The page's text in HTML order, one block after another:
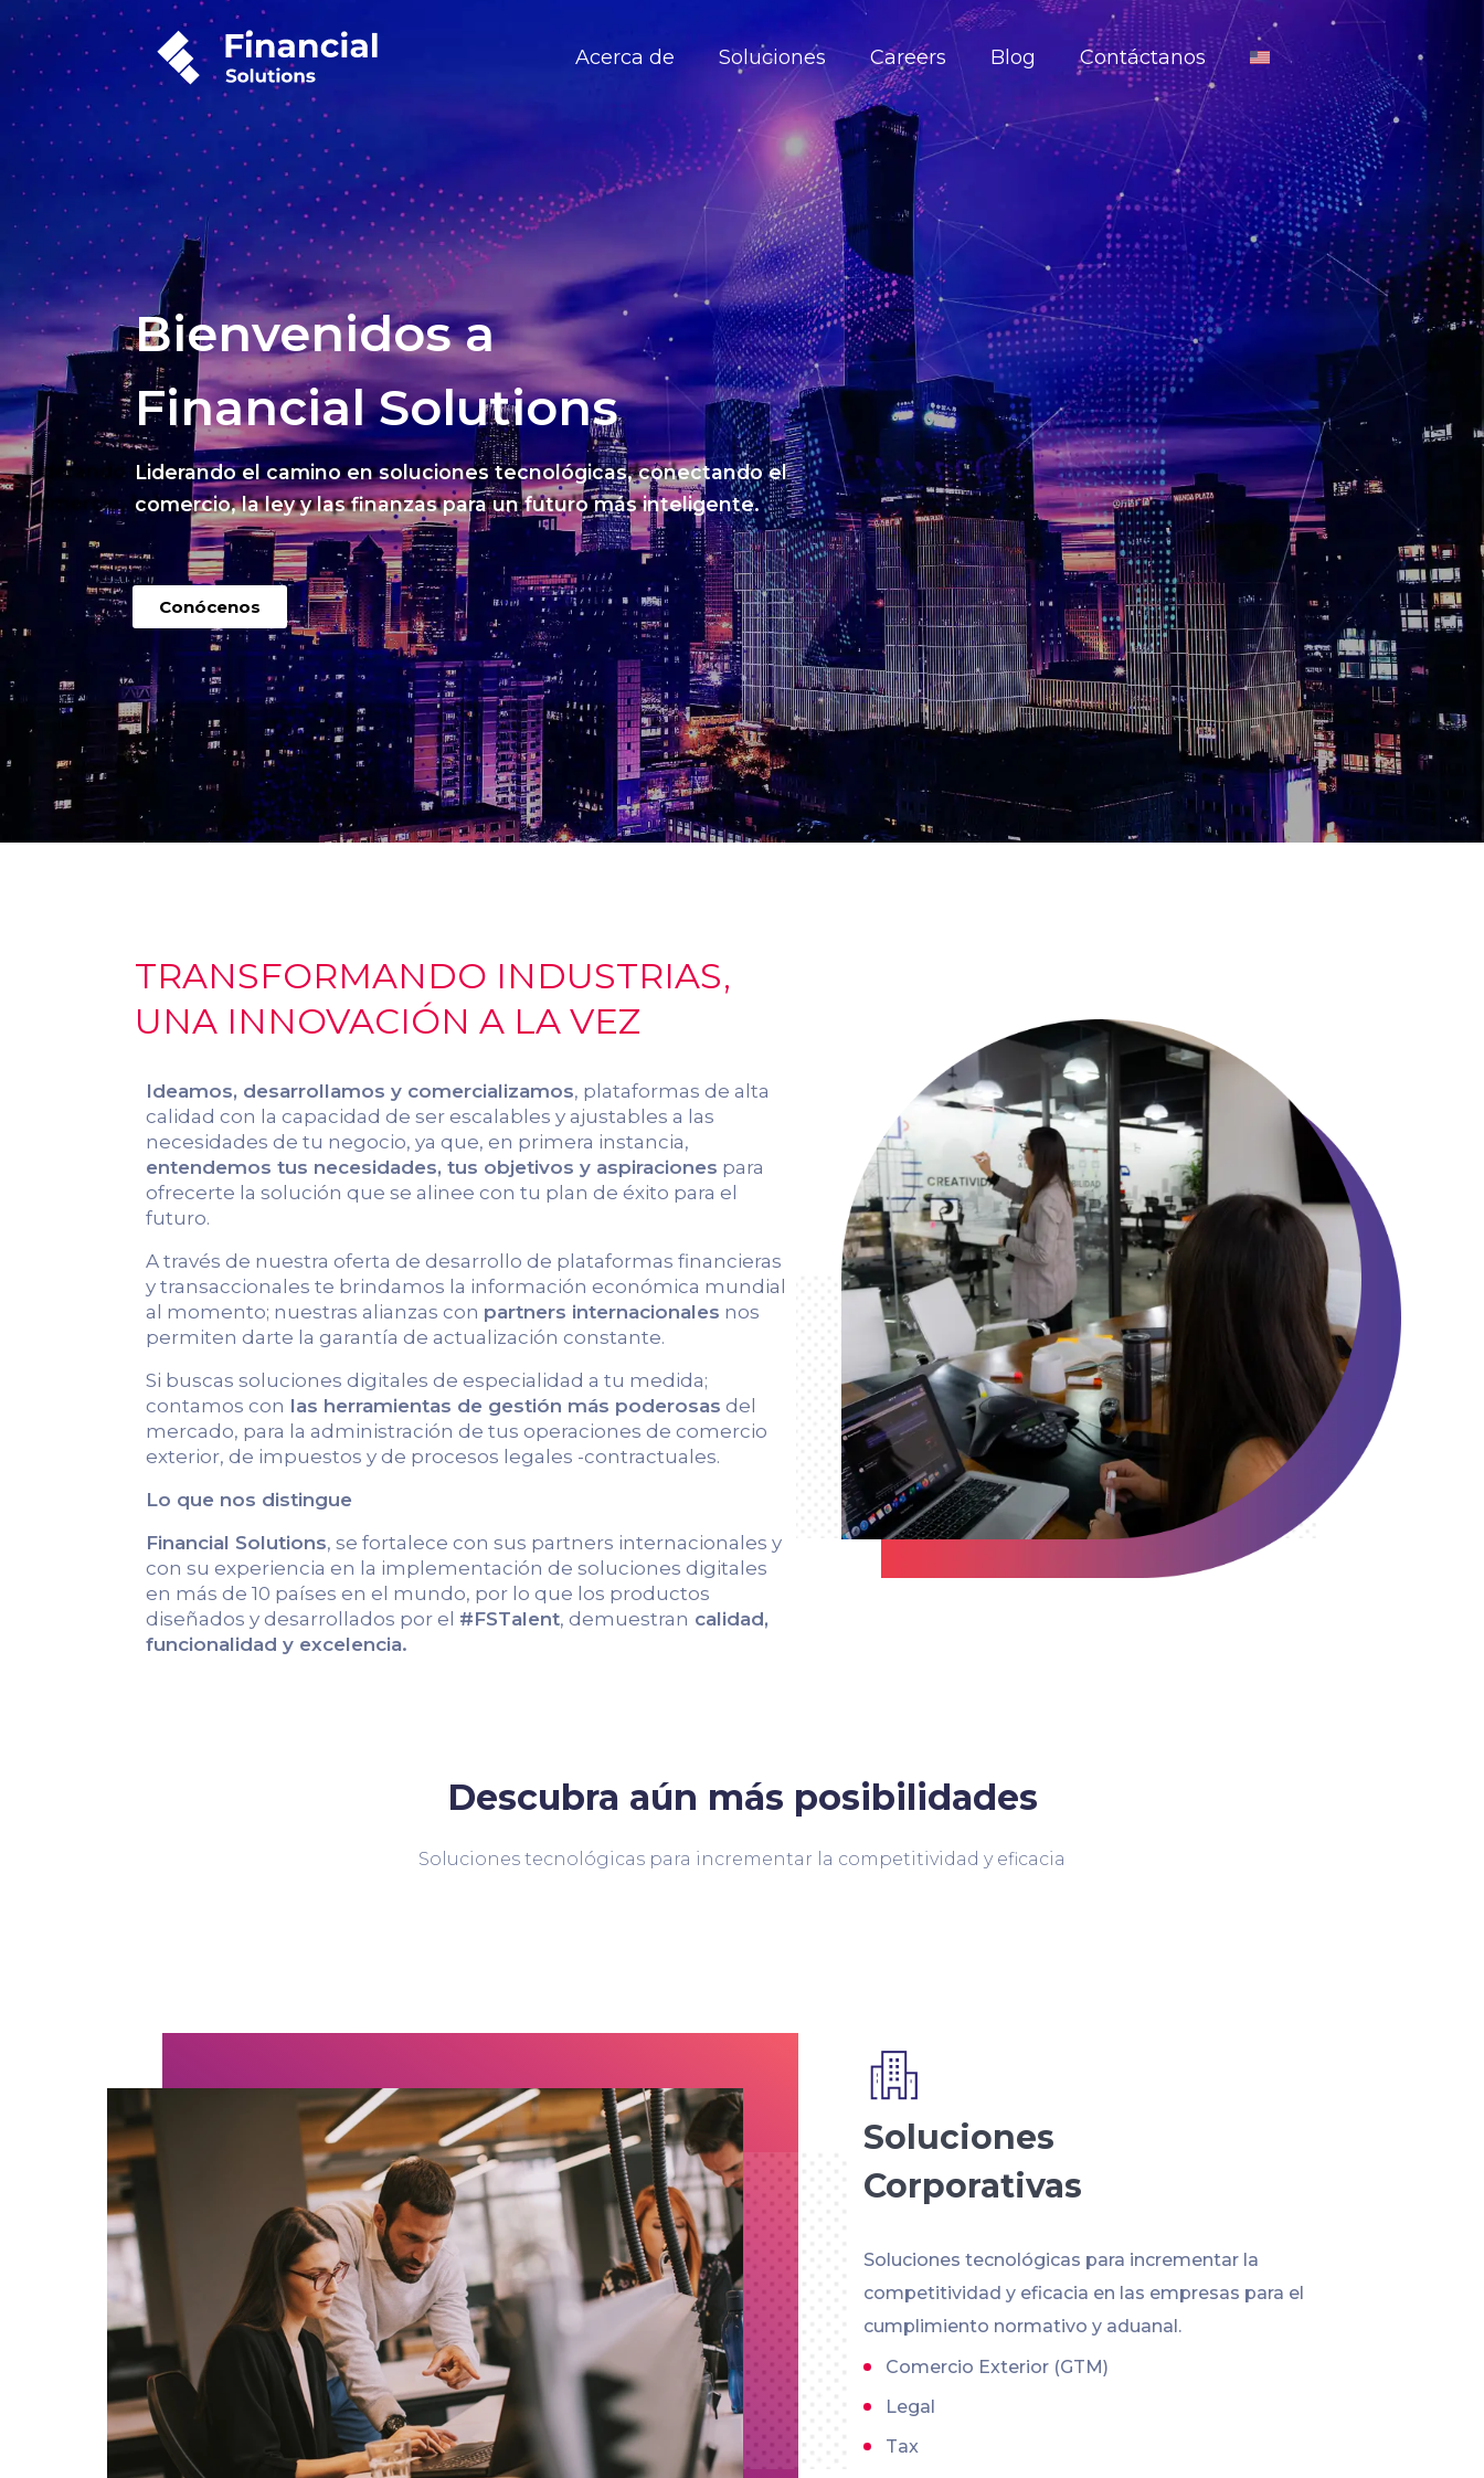
Acerca de Soluciones Careers Blog Contáctanos
Bienvenidos a
Financial Solutions
Liderando el camino en soluciones tecnológicas, conectando el
comercio, la ley y las finanzas para un futuro más inteligente.
Conócenos
TRANSFORMANDO INDUSTRIAS,
UNA INNOVACIÓN A LA VEZ
Ideamos, desarrollamos y comercializamos, plataformas de alta
calidad con la capacidad de ser escalables y ajustables a las
necesidades de tu negocio, ya que, en primera instancia,
entendemos tus necesidades, tus objetivos y aspiraciones para
ofrecerte la solución que se alinee con tu plan de éxito para el
futuro.
A través de nuestra oferta de desarrollo de plataformas financieras
y transaccionales te brindamos la información económica mundial
al momento; nuestras alianzas con partners internacionales nos
permiten darte la garantía de actualización constante.
Si buscas soluciones digitales de especialidad a tu medida;
contamos con las herramientas de gestión más poderosas del
mercado, para la administración de tus operaciones de comercio
exterior, de impuestos y de procesos legales -contractuales.
Lo que nos distingue
Financial Solutions, se fortalece con sus partners internacionales y
con su experiencia en la implementación de soluciones digitales
en más de 10 países en el mundo, por lo que los productos
diseñados y desarrollados por el #FSTalent, demuestran calidad,
funcionalidad y excelencia.
Descubra aún más posibilidades
Soluciones tecnológicas para incrementar la competitividad y eficacia
Soluciones
Corporativas
Soluciones tecnológicas para incrementar la
competitividad y eficacia en las empresas para el
cumplimiento normativo y aduanal.
Comercio Exterior (GTM)
Legal
Tax